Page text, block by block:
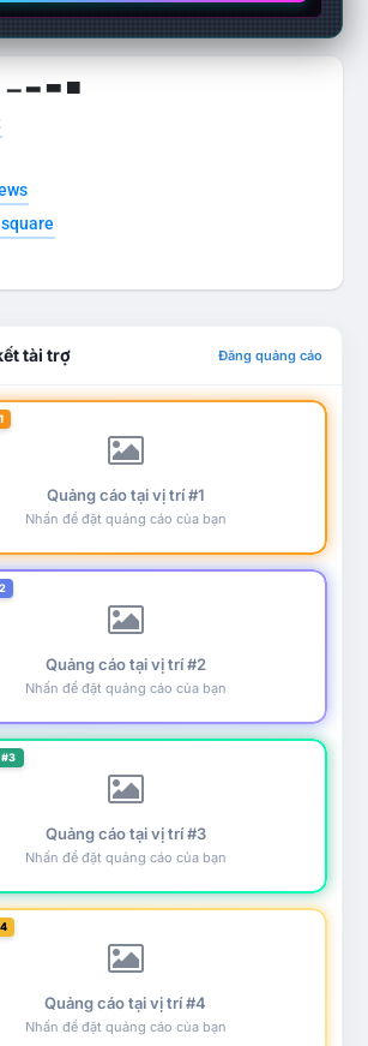
▁ ▂ ▃ ▄
tài trợ Đăng quảng cáo
Quảng cáo tại vị trí #1
Nhấn để đặt quảng cáo của bạn
Quảng cáo tại vị trí #2
Nhấn để đặt quảng cáo của bạn
Quảng cáo tại vị trí #3
Nhấn để đặt quảng cáo của bạn
Quảng cáo tại vị trí #4
Nhấn để đặt quảng cáo của bạn